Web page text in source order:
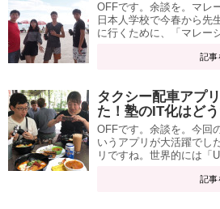
OFFです。余談を。マレ
日本人学校で今春から先
に行くために、「マレー
記事
タクシー配車アプ
た！塾のIT化はど
OFFです。余談を。今回
いうアプリが大活躍でし
リですね。世界的には「
記事